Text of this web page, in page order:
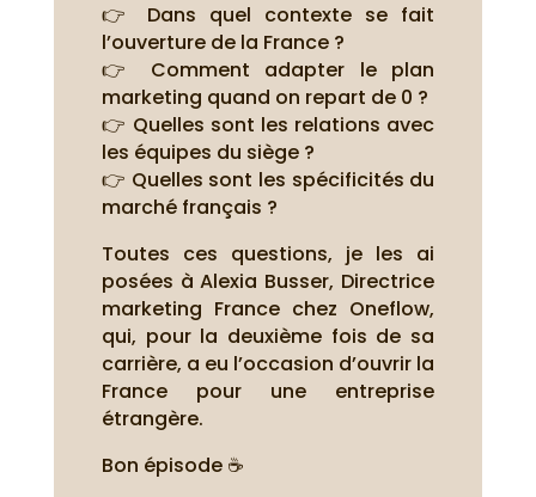
👉 Dans quel contexte se fait
l’ouverture de la France ?
👉 Comment adapter le plan
marketing quand on repart de 0 ?
👉 Quelles sont les relations avec
les équipes du siège ?
👉 Quelles sont les spécificités du
marché français ?
Toutes ces questions, je les ai
posées à Alexia Busser, Directrice
marketing France chez Oneflow,
qui, pour la deuxième fois de sa
carrière, a eu l’occasion d’ouvrir la
France pour une entreprise
étrangère.
Bon épisode ☕